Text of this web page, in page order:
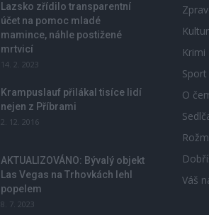
Lazsko zřídilo transparentní
účet na pomoc mladé
mamince, náhle postižené
mrtvicí
14. 2. 2023
Krampuslauf přilákal tisíce lidí
nejen z Příbrami
2. 12. 2016
AKTUALIZOVÁNO: Bývalý objekt
Las Vegas na Trhovkách lehl
popelem
8. 7. 2023
Krimi
Sport
O
Váš